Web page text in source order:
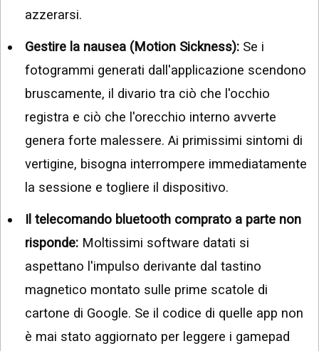
azzerarsi.
Gestire la nausea (Motion Sickness): Se i
fotogrammi generati dall'applicazione scendono
bruscamente, il divario tra ciò che l'occhio
registra e ciò che l'orecchio interno avverte
genera forte malessere. Ai primissimi sintomi di
vertigine, bisogna interrompere immediatamente
la sessione e togliere il dispositivo.
Il telecomando bluetooth comprato a parte non
risponde: Moltissimi software datati si
aspettano l'impulso derivante dal tastino
magnetico montato sulle prime scatole di
cartone di Google. Se il codice di quelle app non
è mai stato aggiornato per leggere i gamepad